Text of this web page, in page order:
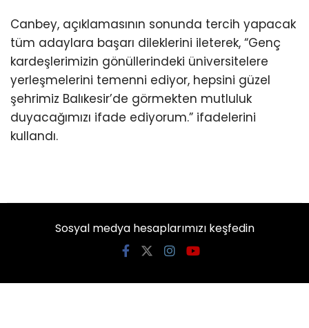
Canbey, açıklamasının sonunda tercih yapacak
tüm adaylara başarı dileklerini ileterek, “Genç
kardeşlerimizin gönüllerindeki üniversitelere
yerleşmelerini temenni ediyor, hepsini güzel
şehrimiz Balıkesir’de görmekten mutluluk
duyacağımızı ifade ediyorum.” ifadelerini
kullandı.
Sosyal medya hesaplarımızı keşfedin